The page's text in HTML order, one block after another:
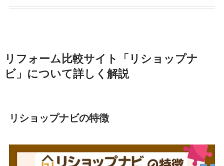
リフォーム比較サイト「リショップナ
ビ」について詳しく解説
リショップナビの特徴